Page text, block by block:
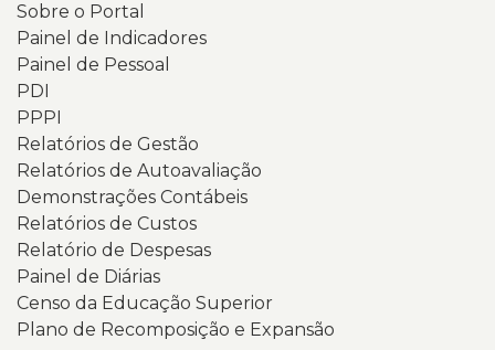
espaço
para
acesso
a
documentos,
relatórios,
indicadores
e
informações
institucionais
relacionadas
à
transparência
Sobre o Portal
Painel de Indicadores
Painel de Pessoal
PDI
PPPI
Relatórios de Gestão
Relatórios de Autoavaliação
Demonstrações Contábeis
Relatórios de Custos
Relatório de Despesas
Painel de Diárias
Censo da Educação Superior
Plano de Recomposição e Expansão